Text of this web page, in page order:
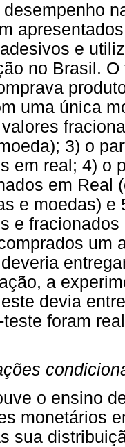
e
no Brasil.
uma única
3) o
em real; 4) o
em Real
e moedas) e
e
um
a
devia
foram
o ensino
monetários
sua